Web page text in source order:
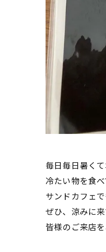
毎日毎日暑く
冷たい物を食
サンドカフェ
ぜひ、涼みに
皆様のご来店